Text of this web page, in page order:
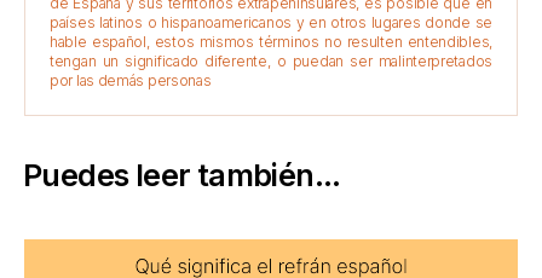
países latinos o hispanoamericanos y en otros lugares donde se
hable español, estos mismos términos no resulten entendibles,
tengan un significado diferente, o puedan ser malinterpretados
por las demás personas
Puedes leer también...